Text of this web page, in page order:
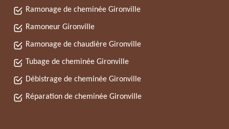
Ramonage de cheminée Gironville
Ramoneur Gironville
Ramonage de chaudière Gironville
Tubage de cheminée Gironville
Débistrage de cheminée Gironville
Réparation de cheminée Gironville